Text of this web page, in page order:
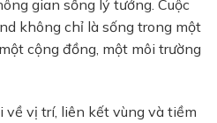
gian sống lý tưởng. Cuộc
không chỉ là sống trong một
cộng đồng, một môi trường
vị trí, liên kết vùng và tiềm